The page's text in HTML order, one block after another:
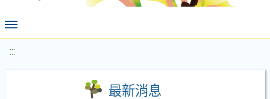
:::
最新消息